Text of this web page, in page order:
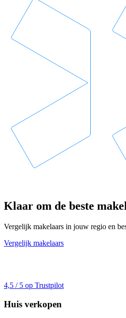
Klaar om de beste
Vergelijk makelaars in jouw regio en
Vergelijk makelaars
4,5 / 5 op Trustpilot
Huis verkopen